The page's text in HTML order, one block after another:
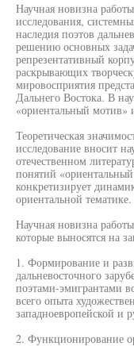
Научная новизна
исследования,
наследия поэтов
решению основных
репрезентативный
раскрывающих
мировосприятия
Дальнего Востока. В
«ориентальный мотив»
Теоретическая
исследование вносит
отечественном
понятий
конкретизирует
ориентальной тематике.
Научная новизна
которые выносятся на
1. Формирование и
дальневосточного
поэтами-эмигрантами
всего опыта
западноевропейской и
2. Функционирование